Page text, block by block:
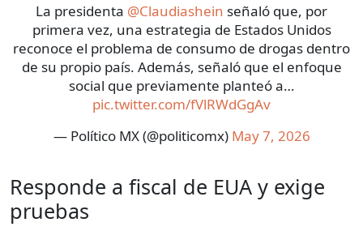
La presidenta @Claudiashein señaló que, por
primera vez, una estrategia de Estados Unidos
reconoce el problema de consumo de drogas dentro
de su propio país. Además, señaló que el enfoque
social que previamente planteó a…
pic.twitter.com/fVlRWdGgAv
— Político MX (@politicomx) May 7, 2026
Responde a fiscal de EUA y exige
pruebas